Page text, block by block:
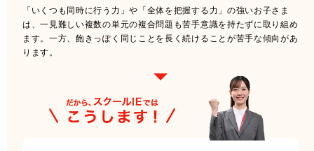
「いくつも同時に行う力」や「全体を把握する力」の強いお子さま
は、一見難しい複数の単元の複合問題も苦手意識を持たずに取り組め
ます。一方、飽きっぽく同じことを長く続けることが苦手な傾向があ
ります。